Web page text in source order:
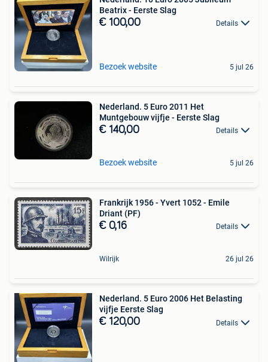
Beatrix - Eerste Slag
€ 100,00 Details
Bezoek website 5 jul 26
Nederland. 5 Euro 2011 Het
Muntgebouw vijfje - Eerste Slag
€ 140,00 Details
Bezoek website 5 jul 26
Frankrijk 1956 - Yvert 1052 - Emile
Driant (PF)
€ 0,16 Details
Wilrijk 26 jul 26
Nederland. 5 Euro 2006 Het Belasting
vijfje Eerste Slag
€ 120,00 Details